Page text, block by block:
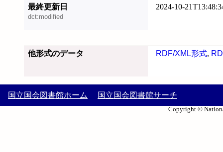
最終更新日
dct:modified
2024-10-
他形式のデータ RDF/XML形式,
国立国会図書館ホーム 国立国会図書館サーチ
Copyright ©